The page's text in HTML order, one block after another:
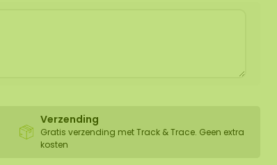
Verzending
Gratis verzending met Track & Trace. Geen extra
kosten